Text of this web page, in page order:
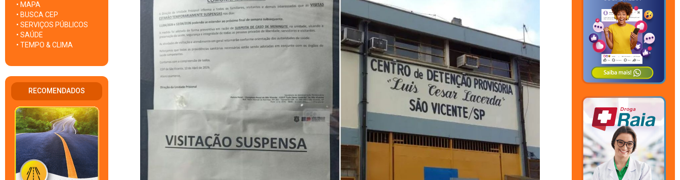
• MAPA
• BUSCA CEP
• SERVIÇOS PÚBLICOS
• SAÚDE
• TEMPO & CLIMA
RECOMENDADOS